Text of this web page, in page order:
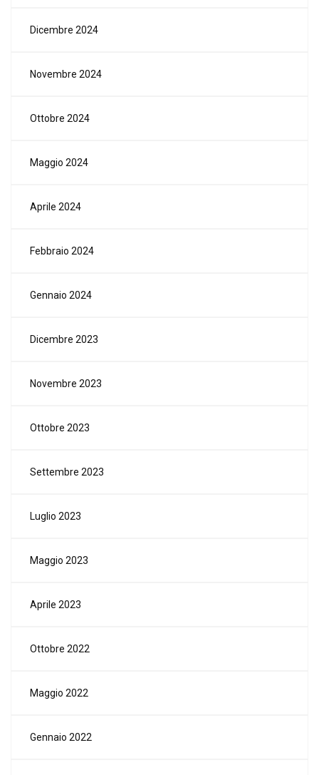
Dicembre 2024
Novembre 2024
Ottobre 2024
Maggio 2024
Aprile 2024
Febbraio 2024
Gennaio 2024
Dicembre 2023
Novembre 2023
Ottobre 2023
Settembre 2023
Luglio 2023
Maggio 2023
Aprile 2023
Ottobre 2022
Maggio 2022
Gennaio 2022